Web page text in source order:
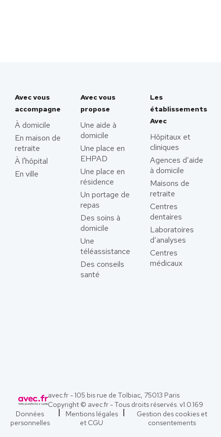
Avec vous
accompagne
À domicile
En maison de
retraite
À l'hôpital
En ville
Avec vous
propose
Une aide à
domicile
Une place en
EHPAD
Une place en
résidence
Un portage de
repas
Des soins à
domicile
Une
téléassistance
Des conseils
santé
Les
établissements
Avec
Hôpitaux et
cliniques
Agences d’aide
à domicile
Maisons de
retraite
Centres
dentaires
Laboratoires
d’analyses
Centres
médicaux
avec.fr - 105 bis rue de Tolbiac, 75013 Paris
Copyright © avec.fr - Tous droits réservés. v1.0.169
Données
personnelles
Mentions légales
et CGU
Gestion des cookies et
consentements